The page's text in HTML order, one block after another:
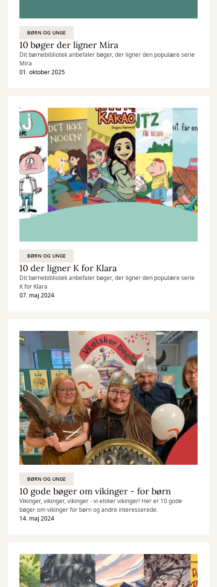
BØRN OG UNGE
10 bøger der ligner Mira
Dit børnebibliotek anbefaler bøger, der ligner den populære serie
Mira
01. oktober 2025
BØRN OG UNGE
10 der ligner K for Klara
Dit børnebibliotek anbefaler bøger, der ligner den populære serie
K for Klara
07. maj 2024
BØRN OG UNGE
10 gode bøger om vikinger - for børn
Vikinger, vikinger, vikinger - vi elsker vikinger! Her er 10 gode
bøger om vikinger for børn og andre interesserede.
14. maj 2024